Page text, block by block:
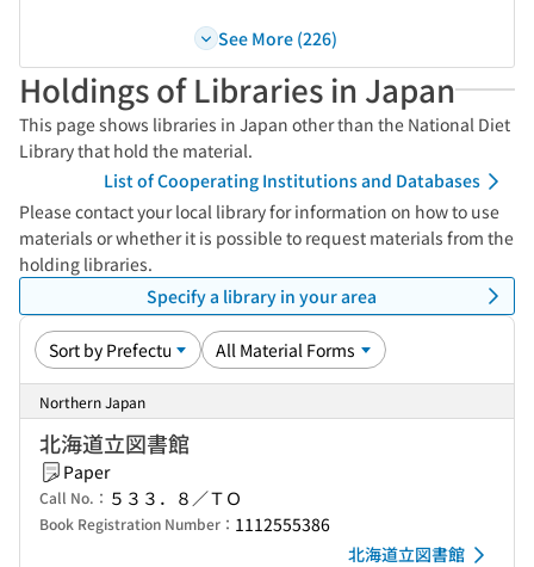
See More (226)
Holdings of Libraries in Japan
This page shows libraries in Japan other than the National Diet
Library that hold the material.
List of Cooperating Institutions and Databases
Please contact your local library for information on how to use
materials or whether it is possible to request materials from the
holding libraries.
Specify a library in your area
Northern Japan
北海道立図書館
Paper
Call No.： ５３３．８／ＴＯ
Book Registration Number： 1112555386
北海道立図書館